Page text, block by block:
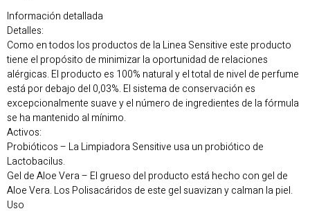
Información detallada
Detalles:
Como en todos los productos de la Linea Sensitive este producto
tiene el propósito de minimizar la oportunidad de relaciones
alérgicas. El producto es 100% natural y el total de nivel de perfume
está por debajo del 0,03%. El sistema de conservación es
excepcionalmente suave y el número de ingredientes de la fórmula
se ha mantenido al mínimo.
Activos:
Probióticos – La Limpiadora Sensitive usa un probiótico de
Lactobacilus.
Gel de Aloe Vera – El grueso del producto está hecho con gel de
Aloe Vera. Los Polisacáridos de este gel suavizan y calman la piel.
Uso